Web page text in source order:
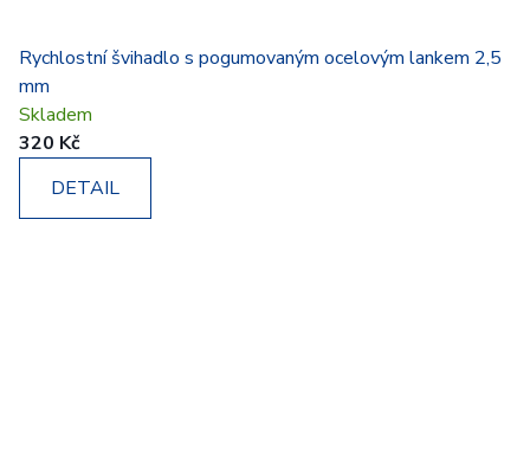
Rychlostní švihadlo s pogumovaným ocelovým lankem 2,5
mm
Skladem
320 Kč
DETAIL